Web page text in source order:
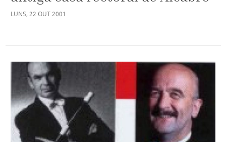
LUNS, 22 OUT2001